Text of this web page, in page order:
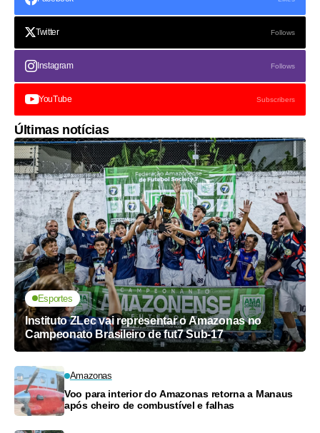
Twitter Follows
Instagram Follows
YouTube Subscribers
Últimas notícias
Esportes
Instituto ZLec vai representar o Amazonas no
Campeonato Brasileiro de fut7 Sub-17
Amazonas
Voo para interior do Amazonas retorna a Manaus
após cheiro de combustível e falhas